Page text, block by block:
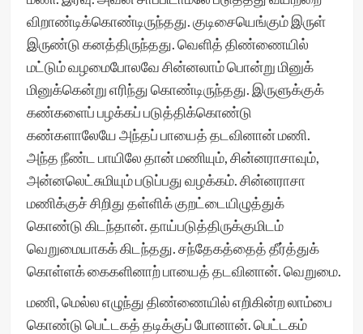
விறாண்டிக்கொண்டிருந்தது. குடிசையெங்கும் இருள்
இருண்டு கனத்திருந்தது. வெளித் திண்ணையில்
மட்டும் வழமைபோலவே சின்னலாம் பொன்று மினுக்
மினுக்கென்று எரிந்து கொண்டிருந்தது. இருளுக்குக்
கண்களைப் பழக்கப் படுத்திக்கொண்டு
கண்களாலேயே அந்தப் பாயைத் தடவினான் மணி.
அந்த நீண்ட பாயிலே தான் மணியும், சின்னராசாவும்,
அன்னலெட்சுமியும் படுப்பது வழக்கம். சின்னராசா
மணிக்குச் சிறிது தள்ளிக் குறட்டையிழுத்துக்
கொண்டு கிடந்தான். தாய்படுத்திருக்குமிடம்
வெறுமையாகக் கிடந்தது. சந்தேகத்தைத் தீர்த்துக்
கொள்ளக் கைகளினாற் பாயைத் தடவினான். வெறுமை.
மணி, மெல்ல எழுந்து திண்ணையில் எறிகின்ற லாம்பை
கொண்டு பெட்டகத் தடிக்குப் போனான். பெட்டகம்